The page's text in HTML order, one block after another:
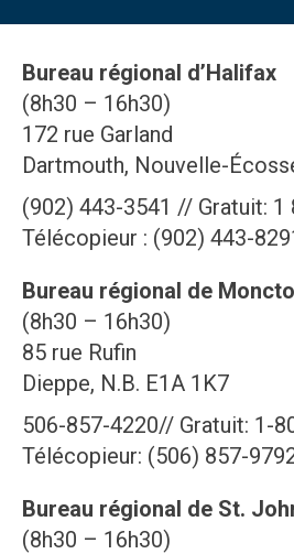
Bureau régional d’Halifax
(8h30 – 16h30)
172 rue Garland
Dartmouth, Nouvelle-
(902) 443-3541 // Gratuit: 1
Télécopieur : (902) 443-
Bureau régional de
(8h30 – 16h30)
85 rue Rufin
Dieppe, N.B. E1A 1K7
506-857-4220// Gratuit: 1-
Télécopieur: (506) 857-
Bureau régional de St.
(8h30 – 16h30)